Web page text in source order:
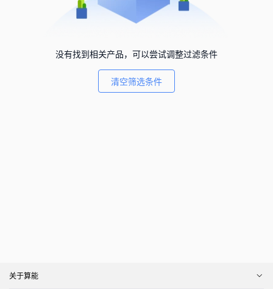
没有找到相关产品，可以尝试调整过滤条件
清空筛选条件
关于算能